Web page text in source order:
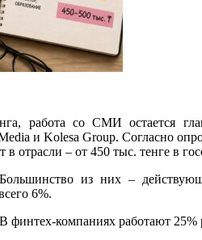
работа со СМИ остается
и Kolesa Group. Согласно
отрасли – от 450 тыс. тенге в
из них –
6%.
компаниях работают 25%